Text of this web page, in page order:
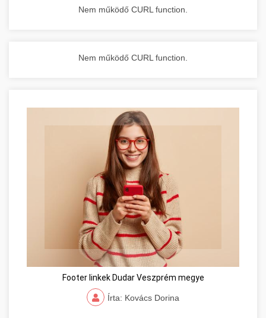
Nem működő CURL function.
Nem működő CURL function.
Footer linkek Dudar Veszprém megye
Írta: Kovács Dorina